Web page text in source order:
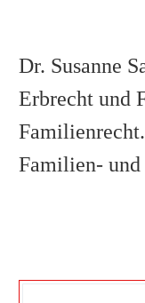
Dr. Susanne
Erbrecht und
Familien-